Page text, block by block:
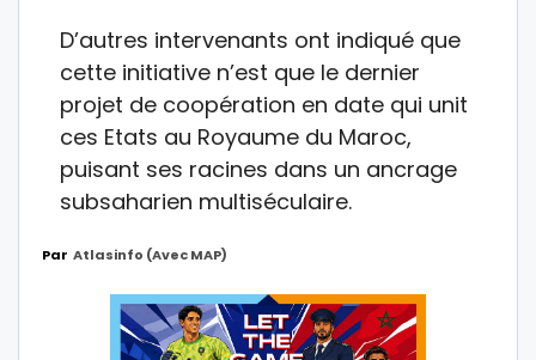
D’autres intervenants ont indiqué que
cette initiative n’est que le dernier
projet de coopération en date qui unit
ces Etats au Royaume du Maroc,
puisant ses racines dans un ancrage
subsaharien multiséculaire.
Par Atlasinfo (avec MAP)